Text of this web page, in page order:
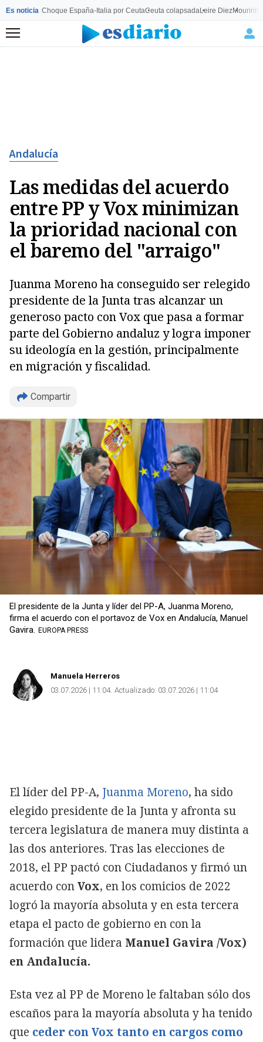
Es noticia Choque España-Italia por CeutaCeuta colapsadaLeire Diez
Menú
Andalucía
Las medidas del acuerdo
entre PP y Vox minimizan
la prioridad nacional con
el baremo del "arraigo"
Juanma Moreno ha conseguido ser relegido
presidente de la Junta tras alcanzar un
generoso pacto con Vox que pasa a formar
parte del Gobierno andaluz y logra imponer
su ideología en la gestión, principalmente
en migración y fiscalidad.
Compartir
El presidente de la Junta y líder del PP-A, Juanma Moreno,
firma el acuerdo con el portavoz de Vox en Andalucía, Manuel
Gavira. EUROPA PRESS
Manuela Herreros
03.07.2026 | 11:04 Actualizado: 03.07.2026 | 11:04
El líder del PP-A, Juanma Moreno, ha sido
elegido presidente de la Junta y afronta su
tercera legislatura de manera muy distinta a
las dos anteriores. Tras las elecciones de
2018, el PP pactó con Ciudadanos y firmó un
acuerdo conVox, en los comicios de 2022
logró la mayoría absoluta y en esta tercera
etapa el pacto de gobierno en con la
formación que lidera Manuel Gavira /Vox)
en Andalucía.
Esta vez al PP de Moreno le faltaban sólo dos
escaños para la mayoría absoluta y ha tenido
que ceder con Vox tanto en cargos como